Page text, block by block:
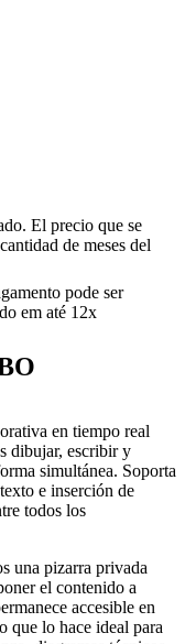
El precio que se
de meses del
en tiempo real
dibujar, escribir y
simultánea. Soporta
e inserción de
todos los
una pizarra privada
el contenido a
accesible en
que lo hace ideal para